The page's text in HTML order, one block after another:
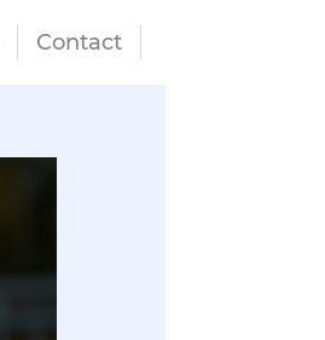
Contact